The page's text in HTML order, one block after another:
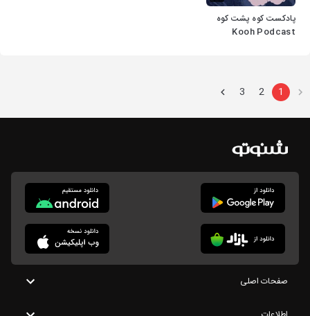
پادکست کوه پشت کوه
Kooh Podcast
1
2
3
صفحات اصلی